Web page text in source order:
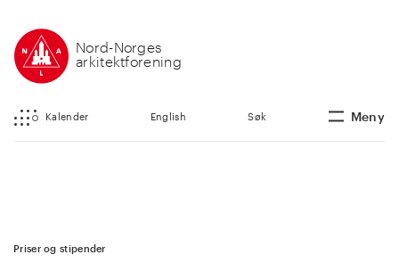
Nord-Norges
arkitektforening
Kalender English Søk Meny
Priser og stipender